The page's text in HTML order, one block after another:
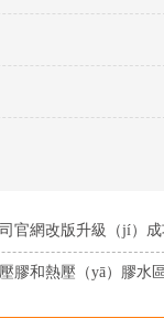
官網改版升級（jí）
膠和熱壓（yā）膠水